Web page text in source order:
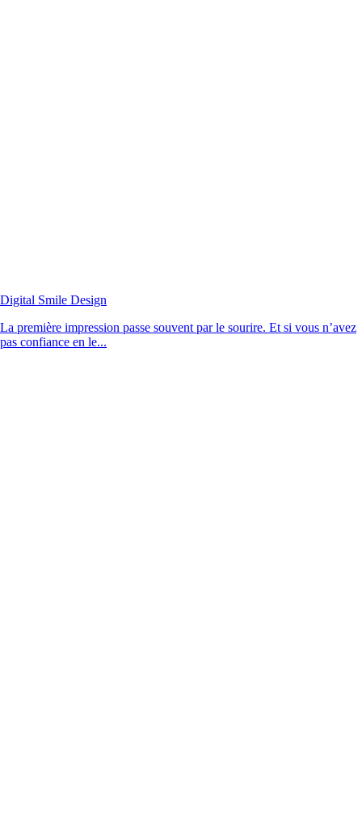
Digital Smile Design
La première impression passe souvent par le sourire. Et si vous n’avez
pas confiance en le...